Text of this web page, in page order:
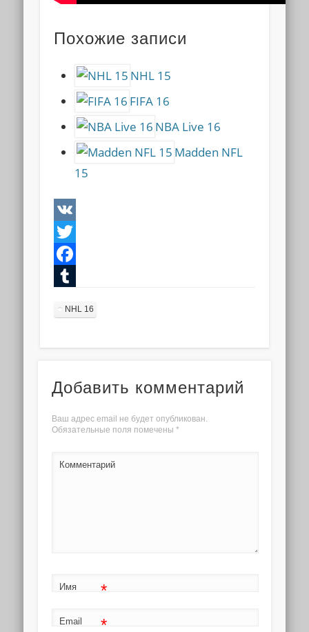
Похожие записи
NHL 15
FIFA 16
NBA Live 16
Madden NFL
15
VK
Twitter
Facebook
NHL 16
Добавить комментарий
Ваш адрес email не будет опубликован.
Обязательные поля помечены *
Комментарий
Имя *
Email *